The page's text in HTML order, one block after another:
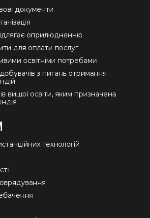
документи
оприлюдненню
для оплати послуг
освітніми потребами
з питань отримання
вищої освіти, яким призначена
технологій